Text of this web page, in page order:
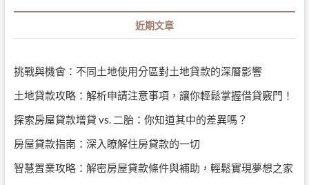
近期文章
挑戰與機會：不同土地使用分區對土地貸款的深層影響
土地貸款攻略：解析申請注意事項，讓你輕鬆掌握借貸竅門！
探索房屋貸款增貸 vs. 二胎：你知道其中的差異嗎？
房屋貸款指南：深入瞭解住房貸款的一切
智慧置業攻略：解密房屋貸款條件與補助，輕鬆實現夢想之家